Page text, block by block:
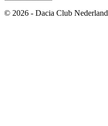
© 2026 - Dacia Club Nederland